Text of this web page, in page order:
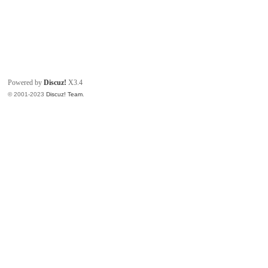
Powered byDiscuz! X3.4
© 2001-2023Discuz! Team